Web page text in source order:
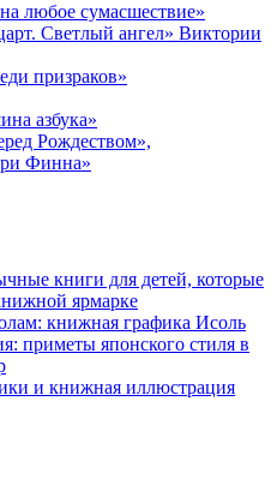
любое сумасшествие»
Светлый ангел» Виктории
призраков»
азбука»
Рождеством»,
Финна»
книги для детей, которые
ярмарке
книжная графика Исоль
приметы японского стиля в
и книжная иллюстрация